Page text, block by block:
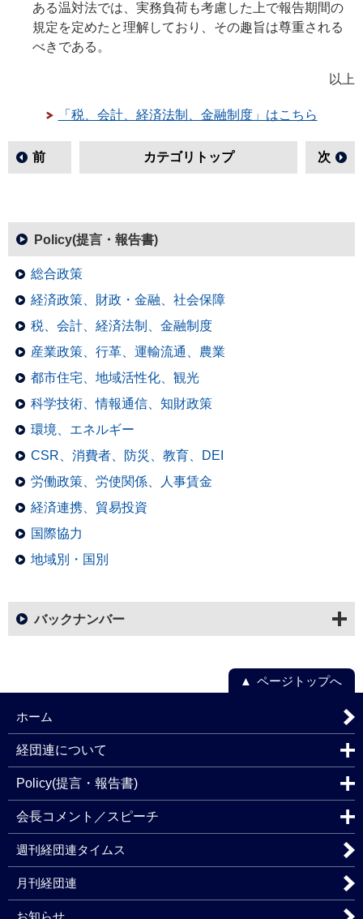
ある温対法では、実務負荷も考慮した上で報告期間の
規定を定めたと理解しており、その趣旨は尊重される
べきである。
以上
「税、会計、経済法制、金融制度」はこちら
前 カテゴリトップ 次
Policy(提言・報告書)
総合政策
経済政策、財政・金融、社会保障
税、会計、経済法制、金融制度
産業政策、行革、運輸流通、農業
都市住宅、地域活性化、観光
科学技術、情報通信、知財政策
環境、エネルギー
CSR、消費者、防災、教育、DEI
労働政策、労使関係、人事賃金
経済連携、貿易投資
国際協力
地域別・国別
バックナンバー
ページトップへ
ホーム
経団連について
Policy(提言・報告書)
会長コメント／スピーチ
週刊経団連タイムス
月刊経団連
お知らせ